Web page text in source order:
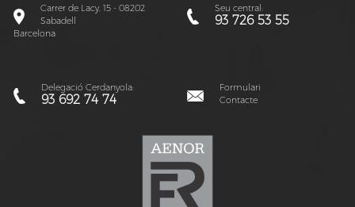
Carrer de Lacy, 15 - 08202
Sabadell
Barcelona
Seu central:
93 726 53 55
Delegació Cerdanyola:
93 692 74 74
Formulari
Contacte